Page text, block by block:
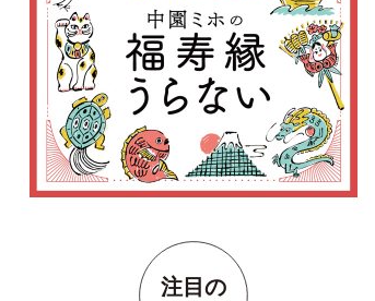
注目の